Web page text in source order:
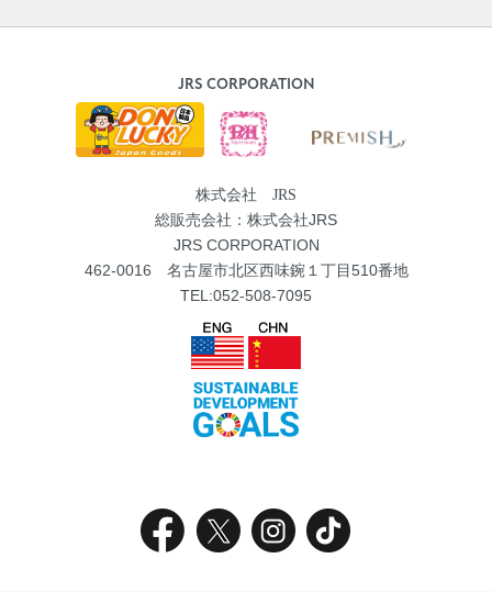
JRS CORPORATION
株式会社 JRS
総販売会社：株式会社JRS
JRS CORPORATION
462-0016 名古屋市北区西味鋺１丁目510番地
TEL:052-508-7095